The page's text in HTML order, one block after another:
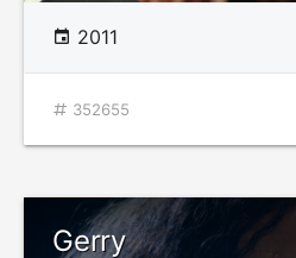
2011
352655
Gerry